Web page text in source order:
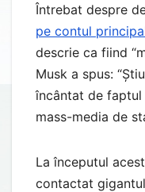
Întrebat despre
pe contul
descrie ca fiind
Musk a spus:
încântat de
mass-media de
La începutul
contactat